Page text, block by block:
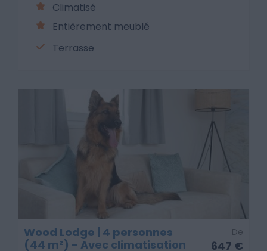
Climatisé
Entièrement meublé
Terrasse
De
647 €
Wood Lodge | 4 personnes
(44 m²) - Avec climatisation